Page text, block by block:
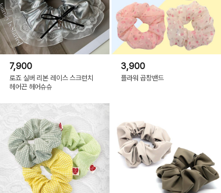
7,900
로죠 실버 리본 레이스 스크런치
헤어끈 헤어슈슈
3,900
플라워 곱창밴드